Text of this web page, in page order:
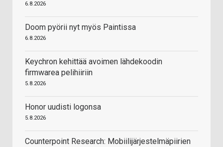
6.8.2026
Doom pyörii nyt myös Paintissa
6.8.2026
Keychron kehittää avoimen lähdekoodin
firmwarea pelihiiriin
5.8.2026
Honor uudisti logonsa
5.8.2026
Counterpoint Research: Mobiilijärjestelmäpiirien